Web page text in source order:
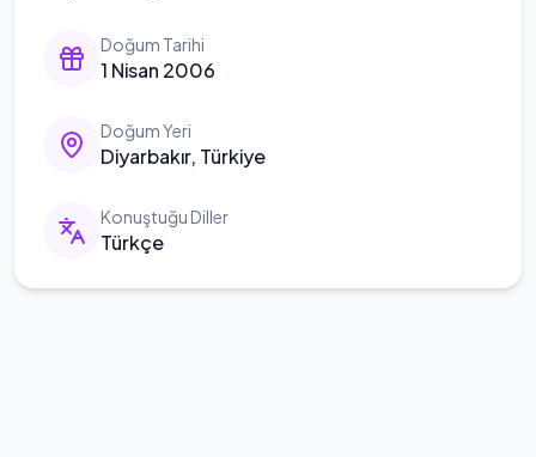
Doğum Tarihi
1 Nisan 2006
Doğum Yeri
Diyarbakır, Türkiye
Konuştuğu Diller
Türkçe